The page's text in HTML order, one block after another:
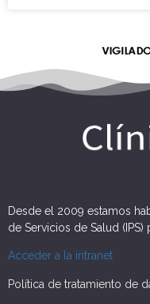
Desde el 2009 estamos
de Servicios de Salud (IPS)
Acceder a la intranet
Política de tratamiento de